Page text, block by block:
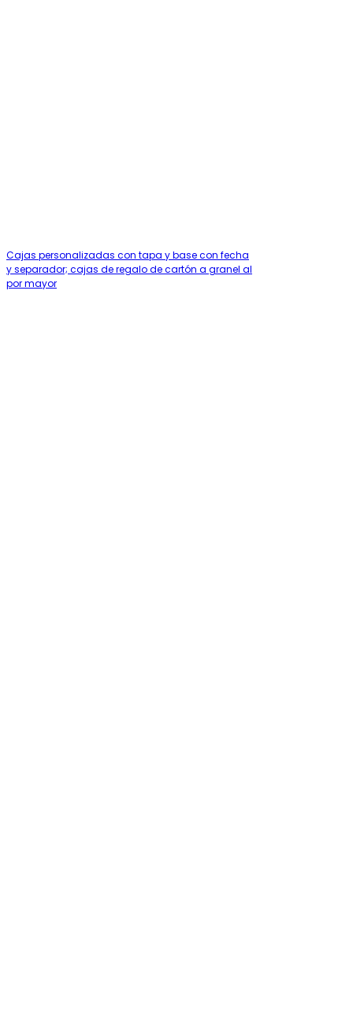
Cajas personalizadas con tapa y base con fecha
y separador; cajas de regalo de cartón a granel al
por mayor